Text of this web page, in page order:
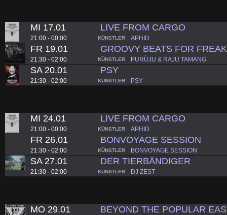
MI 17.01
21:00 - 00:00
LIVE FROM CARGO
KÜNSTLER APHID
FR 19.01
21:30 - 02:00
GROOVY BEATS FOR
KÜNSTLER PURÙJU & RAJU TAMANG
SA 20.01
21:30 - 02:00
PSY
KÜNSTLER PSY
MI 24.01
21:00 - 00:00
LIVE FROM CARGO
KÜNSTLER APHID
FR 26.01
21:30 - 02:00
BONVOYAGE SESSION
KÜNSTLER BONVOYAGE SESSION
SA 27.01
21:30 - 02:00
DER TIERBÄNDIGER
KÜNSTLER DJ ZEST
MO 29.01 BEYOND THE POPULAR